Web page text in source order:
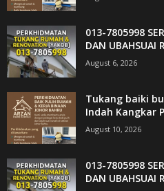
013-7805998
DAN UBAHSUAI
August 6, 2026
Tukang baiki
Indah Kangkar
August 10, 2026
013-7805998
DAN UBAHSUAI